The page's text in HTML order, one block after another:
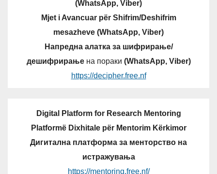
(WhatsApp, Viber)
Mjet i Avancuar për Shifrim/Deshifrim
mesazheve (WhatsApp, Viber)
Напредна алатка за шифрирање/
дешифрирањена пораки (WhatsApp, Viber)
https://decipher.free.nf
Digital Platform for Research Mentoring
Platformë Dixhitale për Mentorim Kërkimor
Дигитална платформа за менторство на
истражувања
https://mentoring.free.nf/